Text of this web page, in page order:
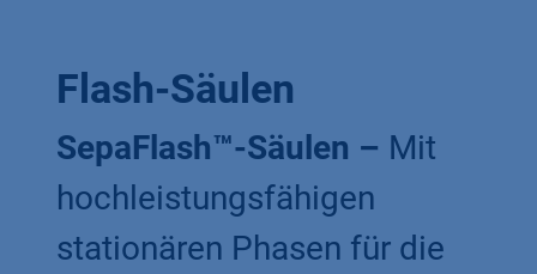
Flash-Säulen
SepaFlash™-Säulen – Mit
hochleistungsfähigen
stationären Phasen für die